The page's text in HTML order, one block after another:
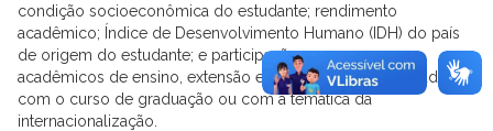
condição socioeconômica do estudante; rendimento
acadêmico; Índice de Desenvolvimento Humano (IDH) do país
de origem do estudante; e participação em programas
acadêmicos de ensino, extensão e/ou pesquisa relacionados
com o curso de graduação ou com a temática da
internacionalização.